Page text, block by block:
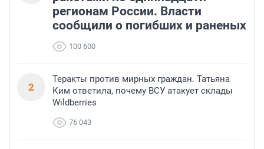
регионам России. Власти
сообщили о погибших и раненых
100 600
2
Теракты против мирных граждан. Татьяна
Ким ответила, почему ВСУ атакует склады
Wildberries
76 043